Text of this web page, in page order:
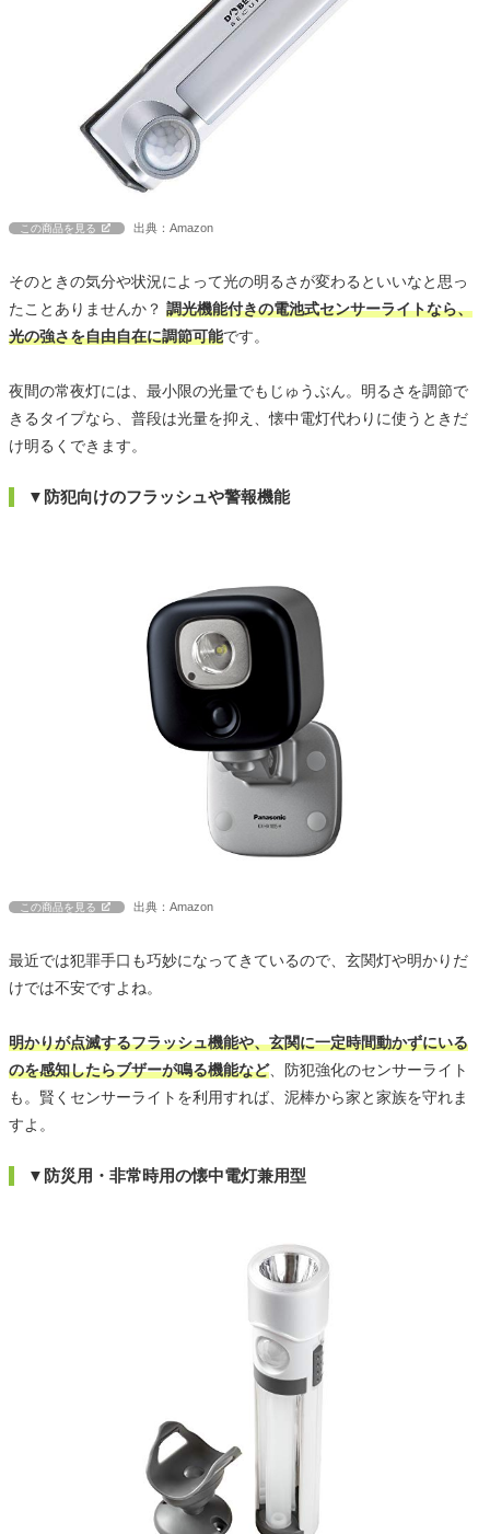
この商品を見る 出典：Amazon
そのときの気分や状況によって光の明るさが変わるといいなと思っ
たことありませんか？ 調光機能付きの電池式センサーライトなら、
光の強さを自由自在に調節可能です。
夜間の常夜灯には、最小限の光量でもじゅうぶん。明るさを調節で
きるタイプなら、普段は光量を抑え、懐中電灯代わりに使うときだ
け明るくできます。
▼防犯向けのフラッシュや警報機能
この商品を見る 出典：Amazon
最近では犯罪手口も巧妙になってきているので、玄関灯や明かりだ
けでは不安ですよね。
明かりが点滅するフラッシュ機能や、玄関に一定時間動かずにいる
のを感知したらブザーが鳴る機能など、防犯強化のセンサーライト
も。賢くセンサーライトを利用すれば、泥棒から家と家族を守れま
すよ。
▼防災用・非常時用の懐中電灯兼用型